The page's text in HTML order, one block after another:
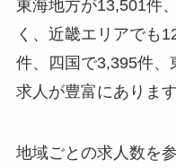
東海地方が13,501件
く、近畿エリアでも
件、四国で3,395件、
求人が豊富にあります
地域ごとの求人数を